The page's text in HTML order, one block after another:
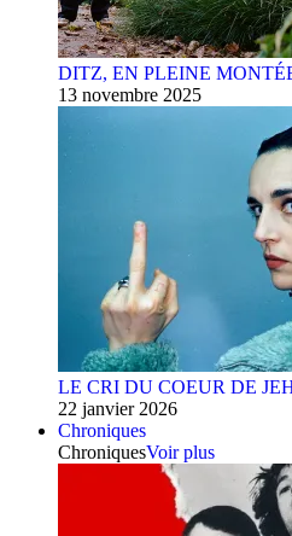
DITZ, EN PLEINE
13 novembre 2025
LE CRI DU COEUR DE
22 janvier 2026
Chroniques
ChroniquesVoir plus